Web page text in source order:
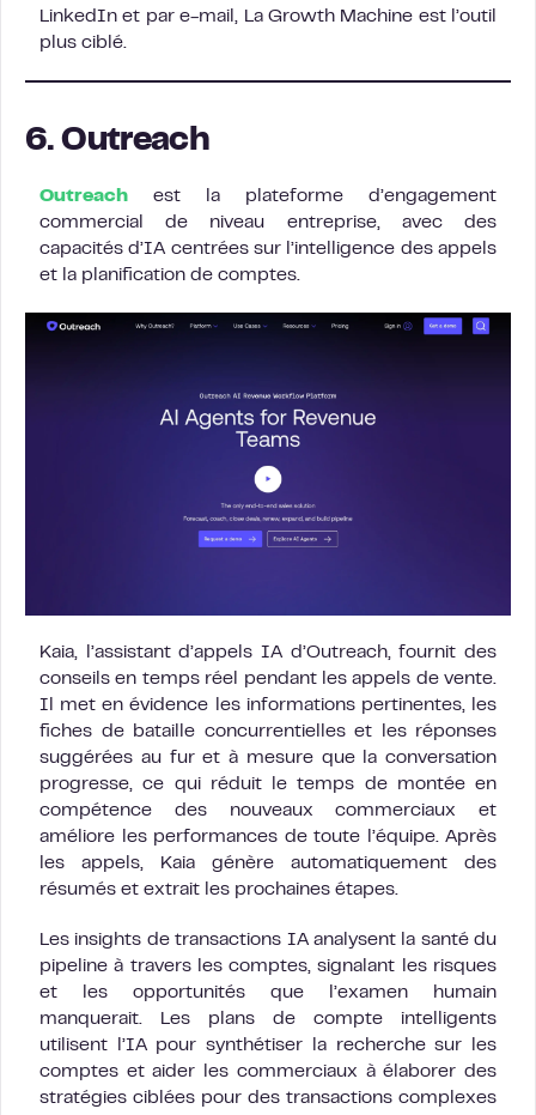
LinkedIn et par e-mail, La Growth Machine est l’outil
plus ciblé.
6. Outreach
Outreach est la plateforme d’engagement
commercial de niveau entreprise, avec des
capacités d’IA centrées sur l’intelligence des appels
et la planification de comptes.
Kaia, l’assistant d’appels IA d’Outreach, fournit des
conseils en temps réel pendant les appels de vente.
Il met en évidence les informations pertinentes, les
fiches de bataille concurrentielles et les réponses
suggérées au fur et à mesure que la conversation
progresse, ce qui réduit le temps de montée en
compétence des nouveaux commerciaux et
améliore les performances de toute l’équipe. Après
les appels, Kaia génère automatiquement des
résumés et extrait les prochaines étapes.
Les insights de transactions IA analysent la santé du
pipeline à travers les comptes, signalant les risques
et les opportunités que l’examen humain
manquerait. Les plans de compte intelligents
utilisent l’IA pour synthétiser la recherche sur les
comptes et aider les commerciaux à élaborer des
stratégies ciblées pour des transactions complexes